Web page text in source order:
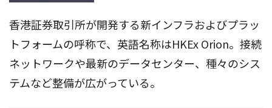
香港証券取引所が開発する新インフラおよびプラッ
トフォームの呼称で、英語名称はHKEx Orion。接続
ネットワークや最新のデータセンター、種々のシス
テムなど整備が広がっている。